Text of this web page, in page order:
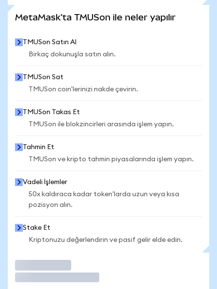
MetaMask'ta TMUSon ile neler yapılır
TMUSon Satın Al
Birkaç dokunuşla satın alın.
TMUSon Sat
TMUSon coin'lerinizi nakde çevirin.
TMUSon Takas Et
TMUSon ile blokzincirleri arasında işlem yapın.
Tahmin Et
TMUSon ve kripto tahmin piyasalarında işlem yapın.
Vadeli İşlemler
50x kaldıraca kadar token'larda uzun veya kısa
pozisyon alın.
Stake Et
Kriptonuzu değerlendirin ve pasif gelir elde edin.